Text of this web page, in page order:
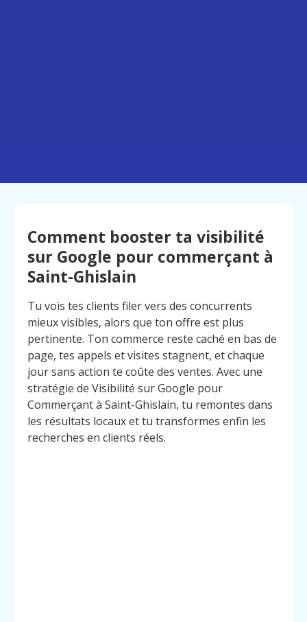
Comment booster ta visibilité
sur Google pour commerçant à
Saint-Ghislain
Tu vois tes clients filer vers des concurrents
mieux visibles, alors que ton offre est plus
pertinente. Ton commerce reste caché en bas de
page, tes appels et visites stagnent, et chaque
jour sans action te coûte des ventes. Avec une
stratégie de Visibilité sur Google pour
Commerçant à Saint-Ghislain, tu remontes dans
les résultats locaux et tu transformes enfin les
recherches en clients réels.